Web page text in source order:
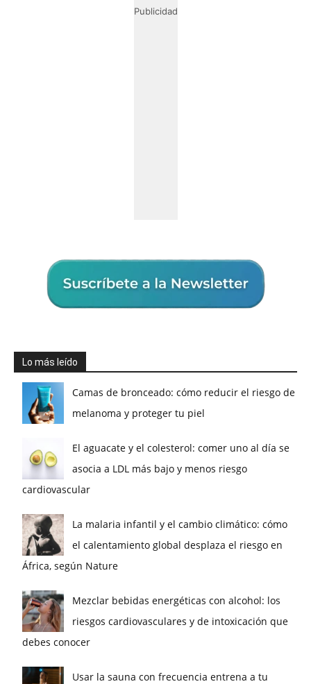
Publicidad
Lo más leído
Camas de bronceado: cómo reducir el riesgo de
melanoma y proteger tu piel
El aguacate y el colesterol: comer uno al día se
asocia a LDL más bajo y menos riesgo
cardiovascular
La malaria infantil y el cambio climático: cómo
el calentamiento global desplaza el riesgo en
África, según Nature
Mezclar bebidas energéticas con alcohol: los
riesgos cardiovasculares y de intoxicación que
debes conocer
Usar la sauna con frecuencia entrena a tu